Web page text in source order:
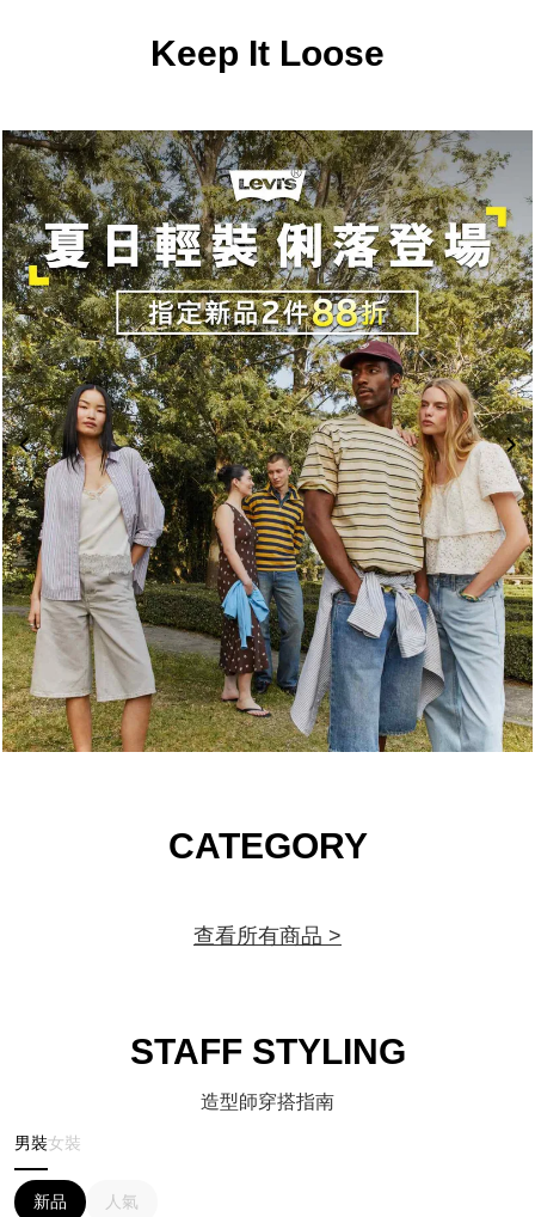
Keep It Loose
CATEGORY
查看所有商品 >
STAFF STYLING
造型師穿搭指南
男裝女裝
新品 人氣